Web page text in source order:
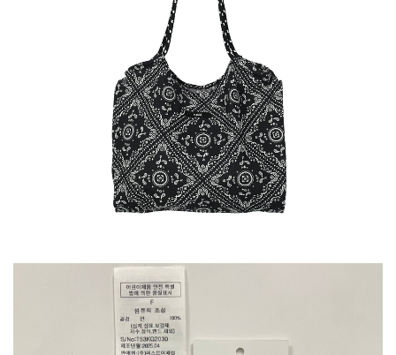
데님 세일러 JK G33KDT021N3120
구매옵션 : 색상 옐로우 / 사이즈 120